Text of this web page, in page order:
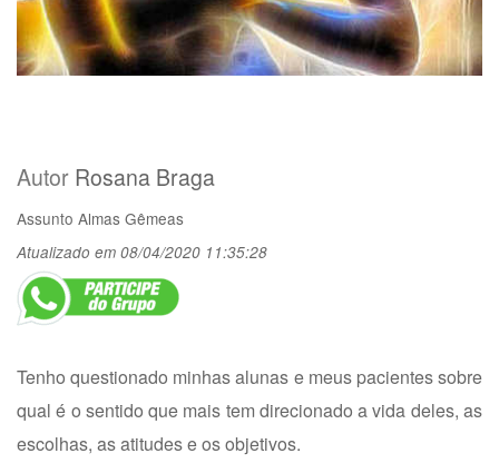
Autor Rosana Braga
Assunto Almas Gêmeas
Atualizado em 08/04/2020 11:35:28
Tenho questionado minhas alunas e meus pacientes sobre
qual é o sentido que mais tem direcionado a vida deles, as
escolhas, as atitudes e os objetivos.